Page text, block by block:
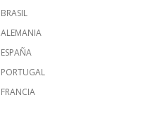
BRASIL
ALEMANIA
ESPAÑA
PORTUGAL
FRANCIA